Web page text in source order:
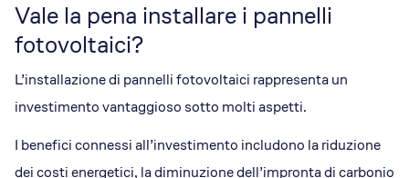
Vale la pena installare i pannelli
fotovoltaici?
L’installazione di pannelli fotovoltaici rappresenta un
investimento vantaggioso sotto molti aspetti.
I benefici connessi all’investimento includono la riduzione
dei costi energetici, la diminuzione dell’impronta di carbonio